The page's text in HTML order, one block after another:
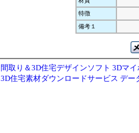
特徴
備考１
間取り＆3D住宅デザインソフト 3Dマ
3D住宅素材ダウンロードサービス デー